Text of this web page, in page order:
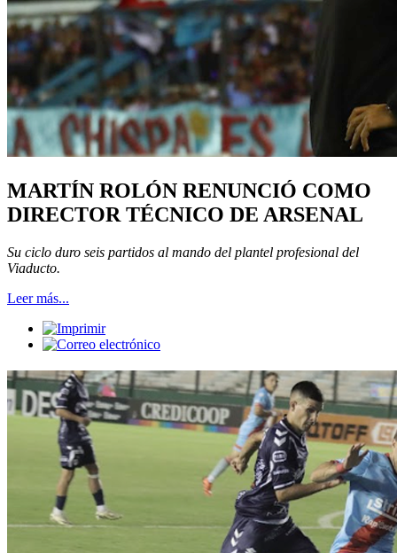
MARTÍN ROLÓN RENUNCIÓ COMO
DIRECTOR TÉCNICO DE ARSENAL
Su ciclo duro seis partidos al mando del plantel profesional del
Viaducto.
Leer más...